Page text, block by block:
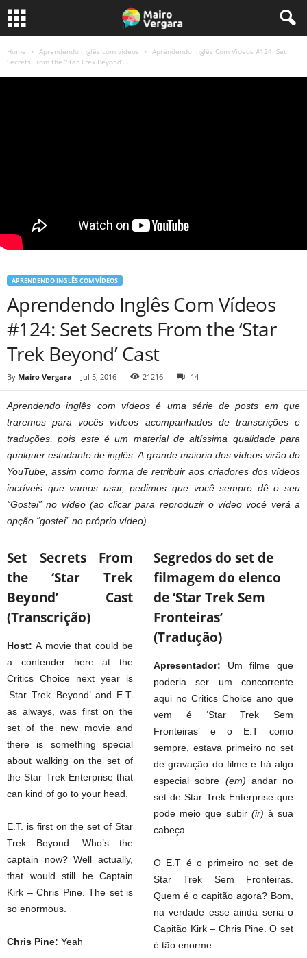
Home Aprendendo inglês com vídeos
Aprendendo Inglês Com Vídeos #124: Set
Secrets From the ‘Star Trek Beyond’...
APRENDENDO INGLÊS COM VÍDEOS
Aprendendo Inglês Com Vídeos
#124: Set Secrets From the ‘Star
Trek Beyond’ Cast
By Mairo Vergara - Jul 5, 2016 21216 14
Aprendendo inglês com vídeos é uma série de posts em que
traremos para vocês vídeos acompanhados de transcrições e
traduções, pois este é um material de altíssima qualidade para
qualquer estudante de inglês. A grande maioria dos vídeos virão do
YouTube, assim como forma de retribuir aos criadores dos vídeos
incríveis que vamos usar, pedimos que você sempre dê o seu
“Gostei” no vídeo (ao clicar para reproduzir o vídeo você verá a
opção “gostei” no próprio vídeo)
Set Secrets From
the ‘Star Trek
Beyond’ Cast
(Transcrição)
Host:A movie that could be
a contender here at the
Critics Choice next year is
‘Star Trek Beyond’ and E.T.
as always, was first on the
set of the new movie and
there is something special
about walking on the set of
the Star Trek Enterprise that
can kind of go to your head.
E.T. is first on the set of Star
Trek Beyond. Who’s the
captain now? Well actually,
that would still be Captain
Kirk – Chris Pine. The set is
so enormous.
Chris Pine: Yeah
Segredos do set de
filmagem do elenco
de ‘Star Trek Sem
Fronteiras’
(Tradução)
Apresentador: Um filme que
poderia ser um concorrente
aqui no Critics Choice ano que
vem é ‘Star Trek Sem
Fronteiras’ e o E.T como
sempre, estava primeiro no set
de gravação do filme e há algo
especial sobre (em) andar no
set de Star Trek Enterprise que
pode meio que subir (ir) à sua
cabeça.
O E.T é o primeiro no set de
Star Trek Sem Fronteiras.
Quem é o capitão agora? Bom,
na verdade esse ainda seria o
Capitão Kirk – Chris Pine. O set
é tão enorme.